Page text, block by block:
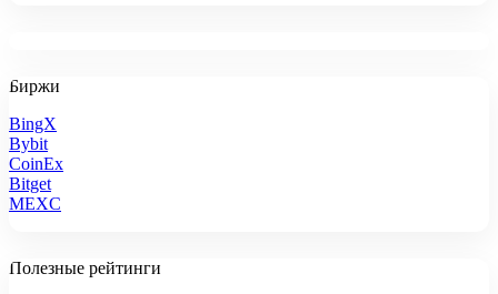
Биржи
BingX
Bybit
CoinEx
Bitget
MEXC
Полезные рейтинги